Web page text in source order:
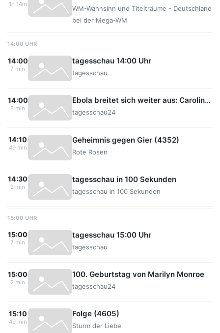
1h 14m
WM-Wahnsinn und Titelträume - Deutschland
bei der Mega-WM
14:00 UHR
14:00
7 min
tagesschau 14:00 Uhr
tagesschau
14:00
8 min
Ebola breitet sich weiter aus: Caroline Imlau, ARD Nairobi
tagesschau24
14:10
49 min
Geheimnis gegen Gier (4352)
Rote Rosen
14:30
2 min
tagesschau in 100 Sekunden
tagesschau in 100 Sekunden
15:00 UHR
15:00
7 min
tagesschau 15:00 Uhr
tagesschau
15:00
2 min
100. Geburtstag von Marilyn Monroe
tagesschau24
15:10
49 min
Folge (4605)
Sturm der Liebe